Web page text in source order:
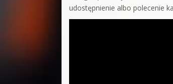
udostępnienie albo polecenie